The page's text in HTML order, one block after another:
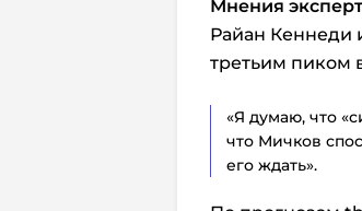
Мнения
Райан Кеннеди
третьим пиком
«Я думаю, что
что Мичков
его ждать».